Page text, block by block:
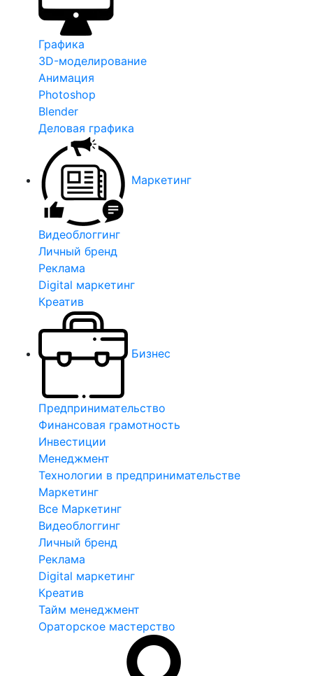
Графика
3D-моделирование
Анимация
Photoshop
Blender
Деловая графика
Маркетинг
Видеоблоггинг
Личный бренд
Реклама
Digital маркетинг
Креатив
Бизнес
Предпринимательство
Финансовая грамотность
Инвестиции
Менеджмент
Технологии в предпринимательстве
Маркетинг
Все Маркетинг
Видеоблоггинг
Личный бренд
Реклама
Digital маркетинг
Креатив
Тайм менеджмент
Ораторское мастерство